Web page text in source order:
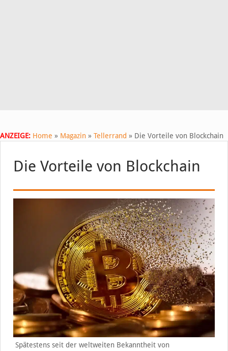
ANZEIGE: Home » Magazin » Tellerrand » Die Vorteile von Blockchain
Die Vorteile von Blockchain
Spätestens seit der weltweiten Bekanntheit von